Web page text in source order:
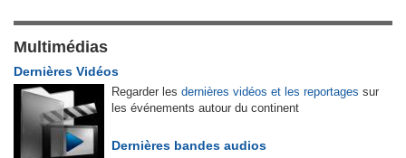
Multimédias
Dernières Vidéos
Regarder les dernières vidéos et les reportages sur
les événements autour du continent
Dernières bandes audios